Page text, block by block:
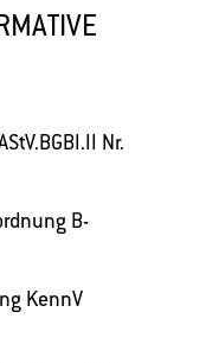
Nr.
B-
KennV